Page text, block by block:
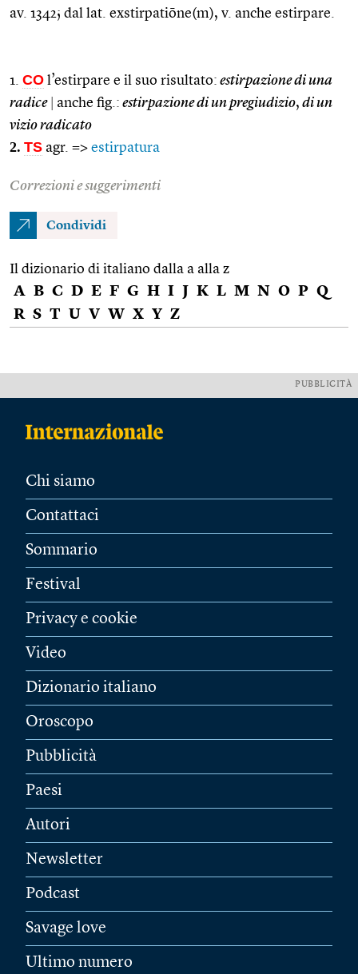
av. 1342; dal lat. exstirpatiōne(m), v. anche estirpare.
1. CO l’estirpare e il suo risultato: estirpazione di una
radice
anche fig.: estirpazione di un pregiudizio, di un
vizio radicato
2. TS agr. => estirpatura
Correzioni e suggerimenti
Condividi
Il dizionario di italiano dalla a alla z
A B C D E F G H I J K L M N O P Q
R S T U V W X Y Z
PUBBLICITÀ
Chi siamo
Contattaci
Sommario
Festival
Privacy e cookie
Video
Dizionario italiano
Oroscopo
Pubblicità
Paesi
Autori
Newsletter
Podcast
Savage love
Ultimo numero